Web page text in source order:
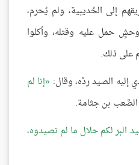
إلى الحُديبية، ولم يُحرم،
حمل عليه وقتله، وأكلوا
على ذلك.
الصيد ردَّه، وقال: إنا لم
بن جثامة.
البر لكم حلال ما لم تصيدوه،